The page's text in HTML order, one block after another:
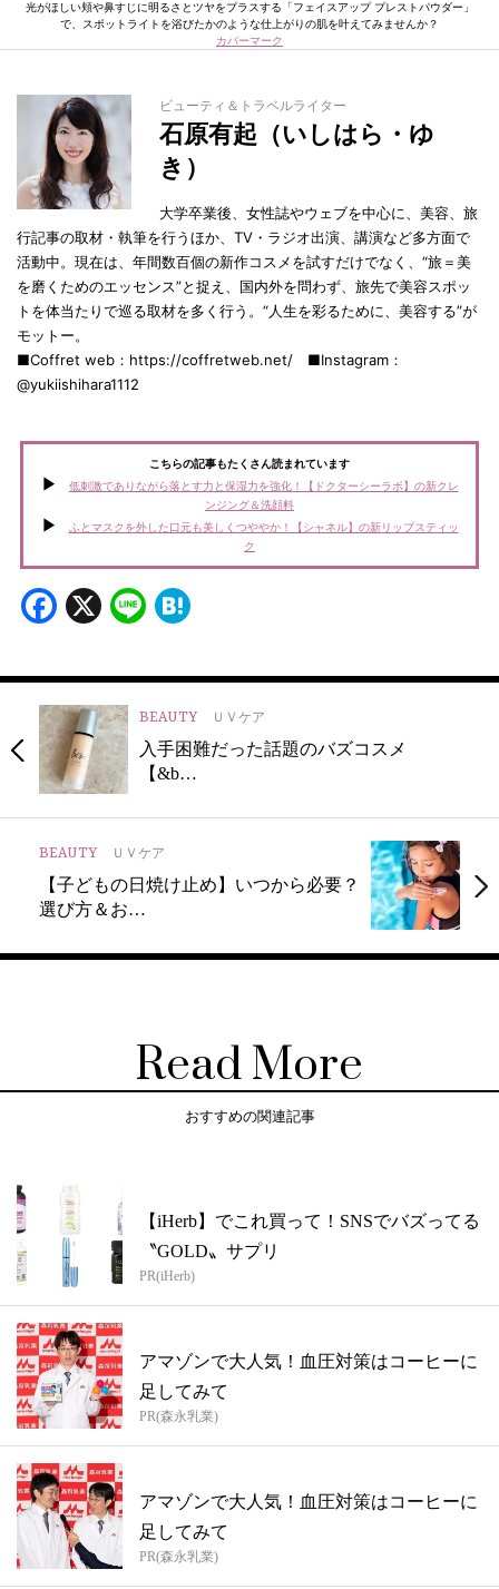
光がほしい頬や鼻すじに明るさとツヤをプラスする「フェイスアップ プレストパウダー」
で、スポットライトを浴びたかのような仕上がりの肌を叶えてみませんか？
カバーマーク
ビューティ＆トラベルライター
石原有起（いしはら・ゆ
き）
大学卒業後、女性誌やウェブを中心に、美容、旅
行記事の取材・執筆を行うほか、TV・ラジオ出演、講演など多方面で
活動中。現在は、年間数百個の新作コスメを試すだけでなく、“旅＝美
を磨くためのエッセンス”と捉え、国内外を問わず、旅先で美容スポッ
トを体当たりで巡る取材を多く行う。“人生を彩るために、美容する”が
モットー。
■Coffret web：https://coffretweb.net/ ■Instagram：
@yukiishihara1112
こちらの記事もたくさん読まれています
低刺激でありながら落とす力と保湿力を強化！【ドクターシーラボ】の新クレ
ンジング＆洗顔料
ふとマスクを外した口元も美しくつややか！【シャネル】の新リップスティッ
ク
Facebook
X Line
BEAUTY ＵＶケア
入手困難だった話題のバズコスメ
【&b…
BEAUTY ＵＶケア
【子どもの日焼け止め】いつから必要？
選び方＆お…
Read More
おすすめの関連記事
【iHerb】でこれ買って！SNSでバズってる
〝GOLD〟サプリ
PR(iHerb)
アマゾンで大人気！血圧対策はコーヒーに
足してみて
PR(森永乳業)
アマゾンで大人気！血圧対策はコーヒーに
足してみて
PR(森永乳業)